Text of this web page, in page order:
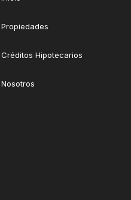
Propiedades
Créditos Hipotecarios
Nosotros